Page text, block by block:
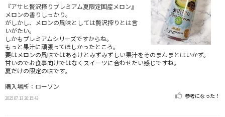
『アサヒ贅沢搾りプレミアム夏限定国産メロン』
メロンの香りしっかり。
がしかし、メロンの風味としては贅沢搾りとは言
いがたい。
しかもプレミアムシリーズですからね。
もっと果汁に頑張ってほしかったところ。
要はメロンの風味ではあるけとみずみずしい果汁をそのまんまとはいかず。
甘いのでお食事向けではなくスイーツに合わせたい感じですね。
夏だけの限定の味です。
購入場所：ローソン
2025.07.13 20:15:43 参考になった！